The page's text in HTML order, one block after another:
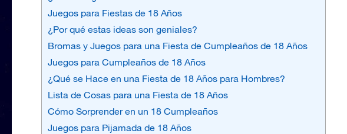
Juegos para Fiestas de 18 Años
¿Por qué estas ideas son geniales?
Bromas y Juegos para una Fiesta de Cumpleaños de 18 Años
Juegos para Cumpleaños de 18 Años
¿Qué se Hace en una Fiesta de 18 Años para Hombres?
Lista de Cosas para una Fiesta de 18 Años
Cómo Sorprender en un 18 Cumpleaños
Juegos para Pijamada de 18 Años